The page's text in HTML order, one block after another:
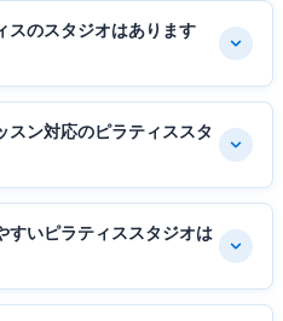
スのスタジオはあります
スン対応のピラティススタ
すいピラティススタジオは